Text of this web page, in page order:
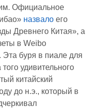
Официальное
назвало его
Древнего Китая», а
в Weibo
Эта буря в пиале для
удивительного
китайский
до н.э., который в